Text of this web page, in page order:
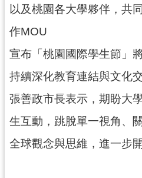
公
回
首
頁
站
導
覽
以及桃園各大學夥伴，共
作MOU
宣布「桃園國際學生節」
持續深化教育連結與文化
張善政市長表示，期盼大
生互動，跳脫單一視角、
全球觀念與思維，進一步